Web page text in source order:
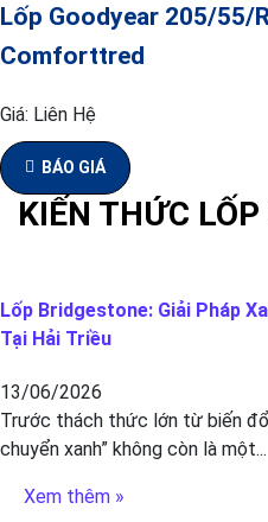
Lốp Goodyear 205/55/
Comforttred
Giá: Liên Hệ
BÁO GIÁ
KIẾN THỨC LỐP
Lốp Bridgestone: Giải Pháp
Tại Hải Triều
13/06/2026
Trước thách thức lớn từ biến
chuyển xanh” không còn là một...
Xem thêm »